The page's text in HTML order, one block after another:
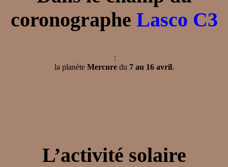
coronographe Lasco C3
:
la planète Mercuredu 7 au 16 avril.
L’activité solaire